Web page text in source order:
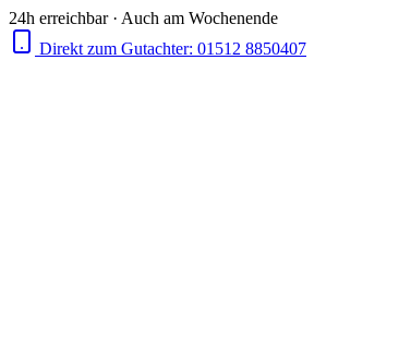
24h erreichbar · Auch am Wochenende
Direkt zum Gutachter: 01512 8850407